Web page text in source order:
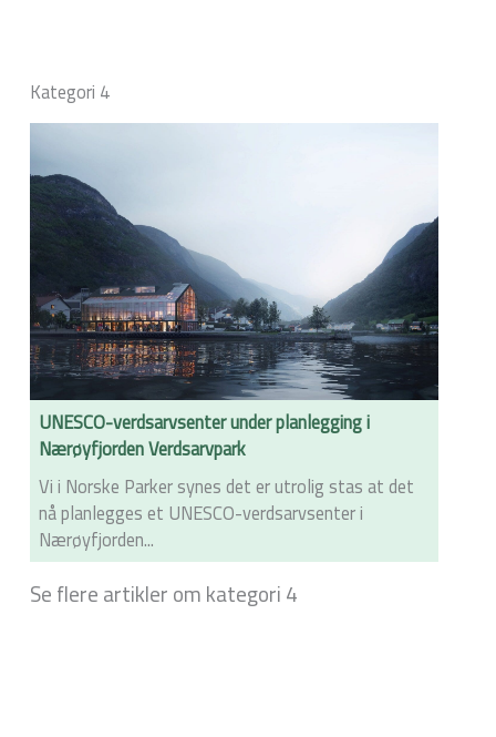
Kategori 4
UNESCO-verdsarvsenter under planlegging i
Nærøyfjorden Verdsarvpark
Vi i Norske Parker synes det er utrolig stas at det
nå planlegges et UNESCO-verdsarvsenter i
Nærøyfjorden...
Se flere artikler om kategori 4